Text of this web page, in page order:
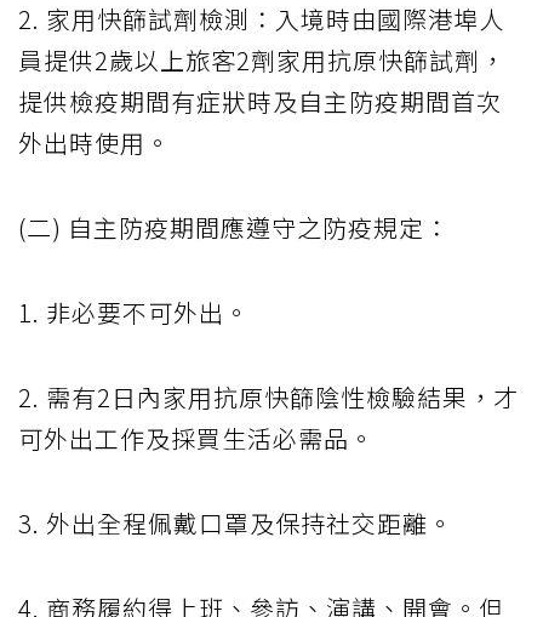
2. 家用快篩試劑檢測：入境時由國際港埠人
員提供2歲以上旅客2劑家用抗原快篩試劑，
提供檢疫期間有症狀時及自主防疫期間首次
外出時使用。
(二) 自主防疫期間應遵守之防疫規定：
1. 非必要不可外出。
2. 需有2日內家用抗原快篩陰性檢驗結果，才
可外出工作及採買生活必需品。
3. 外出全程佩戴口罩及保持社交距離。
4. 商務履約得上班、參訪、演講、開會。但